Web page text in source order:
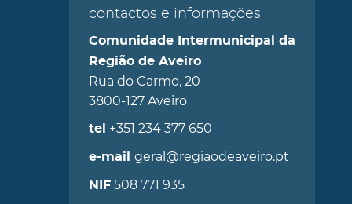
contactos e informações
Comunidade Intermunicipal da
Região de Aveiro
Rua do Carmo, 20
3800-127 Aveiro
tel +351 234 377 650
e-mail geral@regiaodeaveiro.pt
NIF508 771 935